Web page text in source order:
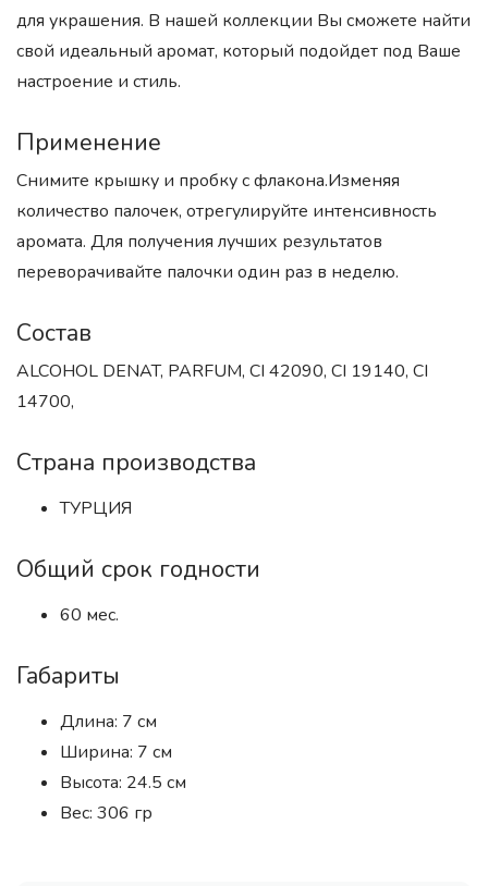
для украшения. В нашей коллекции Вы сможете найти
свой идеальный аромат, который подойдет под Ваше
настроение и стиль.
Применение
Снимите крышку и пробку с флакона.Изменяя
количество палочек, отрегулируйте интенсивность
аромата. Для получения лучших результатов
переворачивайте палочки один раз в неделю.
Состав
ALCOHOL DENAT, PARFUM, CI 42090, CI 19140, CI
14700,
Страна производства
ТУРЦИЯ
Общий срок годности
60 мес.
Габариты
Длина: 7 см
Ширина: 7 см
Высота: 24.5 см
Вес: 306 гр